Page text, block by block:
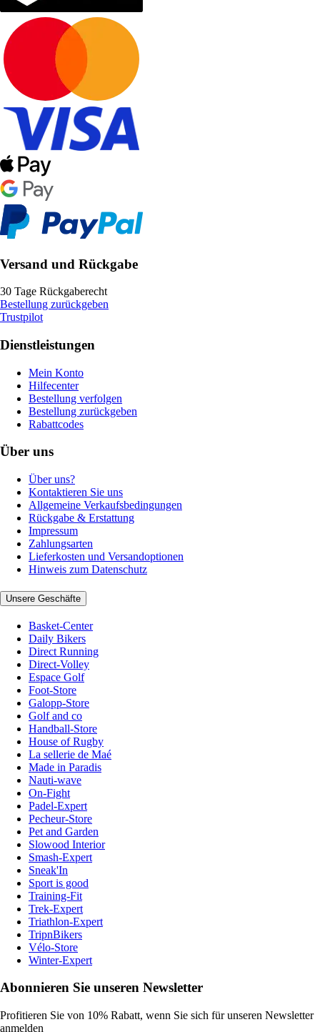
Versand und Rückgabe
30 Tage Rückgaberecht
Bestellung zurückgeben
Trustpilot
Dienstleistungen
Mein Konto
Hilfecenter
Bestellung verfolgen
Bestellung zurückgeben
Rabattcodes
Über uns
Über uns?
Kontaktieren Sie uns
Allgemeine Verkaufsbedingungen
Rückgabe & Erstattung
Impressum
Zahlungsarten
Lieferkosten und Versandoptionen
Hinweis zum Datenschutz
Unsere Geschäfte
Basket-Center
Daily Bikers
Direct Running
Direct-Volley
Espace Golf
Foot-Store
Galopp-Store
Golf and co
Handball-Store
House of Rugby
La sellerie de Maé
Made in Paradis
Nauti-wave
On-Fight
Padel-Expert
Pecheur-Store
Pet and Garden
Slowood Interior
Smash-Expert
Sneak'In
Sport is good
Training-Fit
Trek-Expert
Triathlon-Expert
TripnBikers
Vélo-Store
Winter-Expert
Abonnieren Sie unseren Newsletter
Profitieren Sie von 10% Rabatt, wenn Sie sich für unseren Newsletter
anmelden